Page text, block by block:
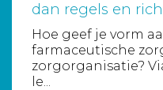
dan regels en
Hoe geef je vorm
farmaceutische
zorgorganisatie?
le...